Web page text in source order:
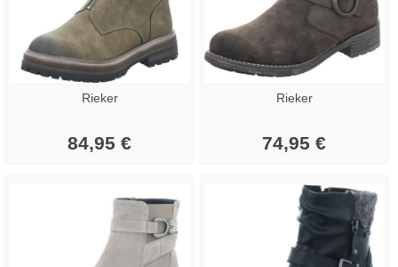
Rieker
84,95 €
Rieker
74,95 €